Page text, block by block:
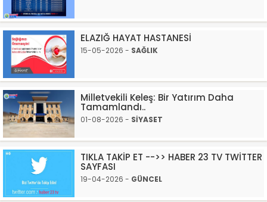
ELAZIĞ HAYAT HASTANESİ
15-05-2026 - SAĞLIK
Milletvekili Keleş: Bir Yatırım Daha
Tamamlandı..
01-08-2026 - SİYASET
TIKLA TAKİP ET -->> HABER 23 TV TWİTTER
SAYFASI
19-04-2026 - GÜNCEL